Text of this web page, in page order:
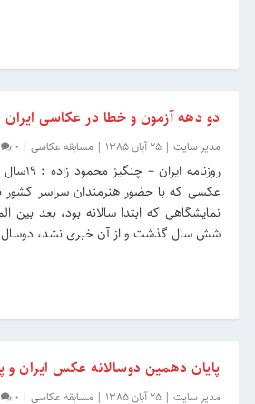
دو دهه آزمون و خطا در عکاسی ایران
مدیر سایت |25 آبان 1385 |مسابقه عکاسی |
0
روزنامه
عکسى که با حضور هنرمندان سراسر کشور
نمایشگاهى که ابتدا سالانه بود، بعد بین
شش سال گذشت و از آن خبرى نشد،
پایان دهمین دوسالانه عکس ایران
مدیر سایت |25 آبان 1385 |مسابقه عکاسی |
0